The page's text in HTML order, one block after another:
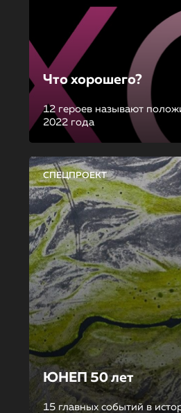
Что хорошего?
12 героев называют
2022 года
СПЕЦПРОЕКТ
ЮНЕП 50 лет
15 главных событий в